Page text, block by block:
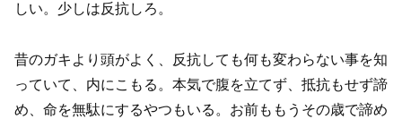
しい。少しは反抗しろ。
昔のガキより頭がよく、反抗しても何も変わらない事を知
っていて、内にこもる。本気で腹を立てず、抵抗もせず諦
め、命を無駄にするやつもいる。お前ももうその歳で諦め